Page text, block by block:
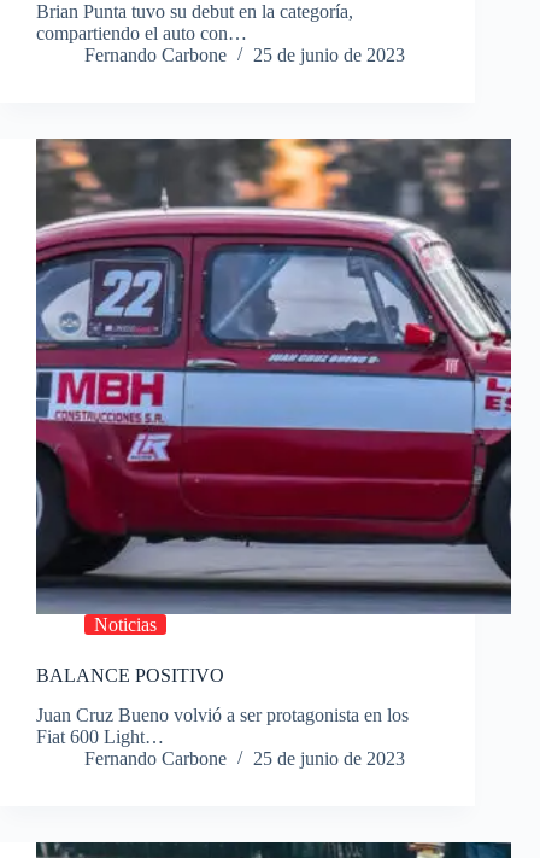
Brian Punta tuvo su debut en la categoría,
compartiendo el auto con…
Fernando Carbone
25 de junio de 2023
Noticias
BALANCE POSITIVO
Juan Cruz Bueno volvió a ser protagonista en los
Fiat 600 Light…
Fernando Carbone
25 de junio de 2023